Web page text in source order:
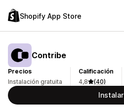
Shopify App Store
Contribe
Precios
Instalación gratuita
Calificación
4,8
(40)
Instalar